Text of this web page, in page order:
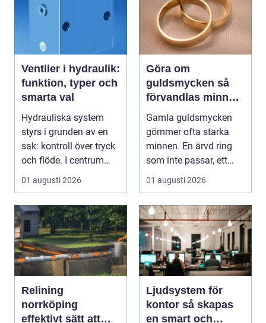
Ventiler i hydraulik:
funktion, typer och
smarta val
Hydrauliska system
styrs i grunden av en
sak: kontroll över tryck
och flöde. I centrum
står Ventiler...
01 augusti 2026
Göra om
guldsmycken så
förvandlas minnen
till nya favoriter
Gamla guldsmycken
gömmer ofta starka
minnen. En ärvd ring
som inte passar, ett
armband som gått
sönd...
01 augusti 2026
Relining
norrköping
effektivt sätt att
Ljudsystem för
kontor så skapas
en smart och